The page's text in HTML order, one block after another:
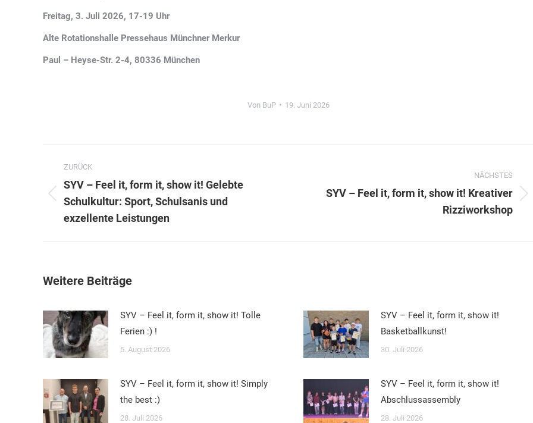
Freitag, 3. Juli 2026, 17-19 Uhr
Alte Rotationshalle Pressehaus Münchner Merkur
Paul – Heyse-Str. 2-4, 80336 München
Von BuP 19. Juni 2026
ZURÜCK
Vorheriger
Beitrag:
SYV – Feel it, form it, show it! Gelebte
Schulkultur: Sport, Schulsanis und
exzellente Leistungen
NÄCHSTES
Nächster
SYV – Feel it, form it, show it! Kreativer
Rizziworkshop
Weitere Beiträge
SYV – Feel it, form it, show it! Tolle
Ferien :) !
5. August 2026
SYV – Feel it, form it, show it!
Basketballkunst!
30. Juli 2026
SYV – Feel it, form it, show it! Simply
the best :)
28. Juli 2026
SYV – Feel it, form it, show it!
Abschlussassembly
28. Juli 2026